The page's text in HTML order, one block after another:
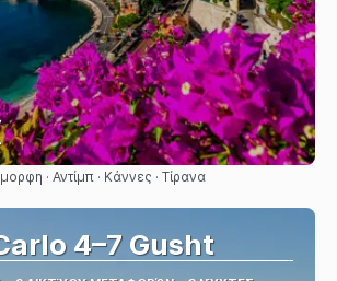
Βλέπω
· Αντίμπ · Κάννες · Τίρανα
4–7 Gusht